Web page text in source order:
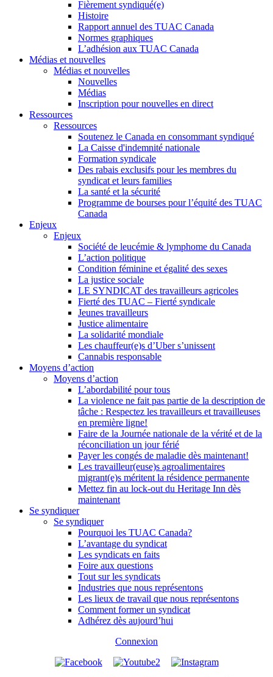
Fièrement syndiqué(e)
Histoire
Rapport annuel des TUAC Canada
Normes graphiques
L’adhésion aux TUAC Canada
Médias et nouvelles
Médias et nouvelles
Nouvelles
Médias
Inscription pour nouvelles en direct
Ressources
Ressources
Soutenez le Canada en consommant syndiqué
La Caisse d'indemnité nationale
Formation syndicale
Des rabais exclusifs pour les membres du
syndicat et leurs families
La santé et la sécurité
Programme de bourses pour l’équité des TUAC
Canada
Enjeux
Enjeux
Société de leucémie & lymphome du Canada
L’action politique
Condition féminine et égalité des sexes
La justice sociale
LE SYNDICAT des travailleurs agricoles
Fierté des TUAC – Fierté syndicale
Jeunes travailleurs
Justice alimentaire
La solidarité mondiale
Les chauffeur(e)s d’Uber s’unissent
Cannabis responsable
Moyens d’action
Moyens d’action
L’abordabilité pour tous
La violence ne fait pas partie de la description de
tâche : Respectez les travailleurs et travailleuses
en première ligne!
Faire de la Journée nationale de la vérité et de la
réconciliation un jour férié
Payer les congés de maladie dès maintenant!
Les travailleur(euse)s agroalimentaires
migrant(e)s méritent la résidence permanente
Mettez fin au lock-out du Heritage Inn dès
maintenant
Se syndiquer
Se syndiquer
Pourquoi les TUAC Canada?
L’avantage du syndicat
Les syndicats en faits
Foire aux questions
Tout sur les syndicats
Industries que nous représentons
Les lieux de travail que nous représentons
Comment former un syndicat
Adhérez dès aujourd’hui
Connexion